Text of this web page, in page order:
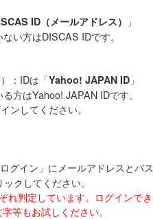
ID（メールアドレス）
」
い方はDISCAS IDです。
：IDは「Yahoo! JAPAN ID 」
方はYahoo! JAPAN IDです。
ンしてください。
グイン」にメールアドレスとパス
クしてください。
れ判定しています。ログインでき
等もお試しください。